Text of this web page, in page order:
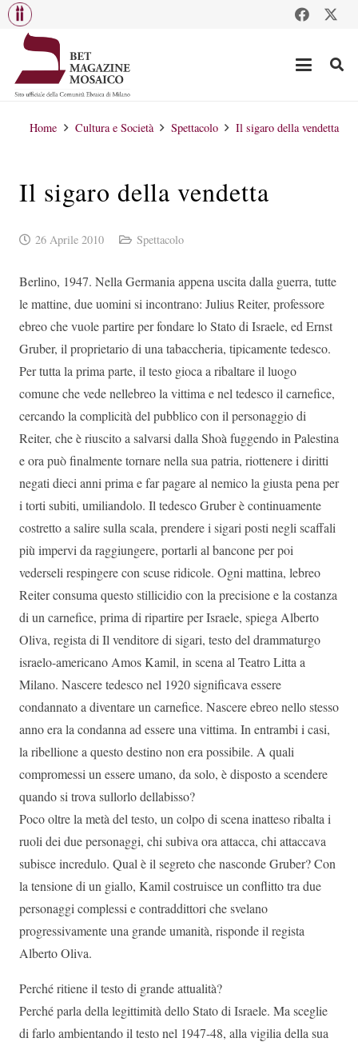
Home Cultura e Società Spettacolo Il sigaro della vendetta
Il sigaro della vendetta
26 Aprile 2010 Spettacolo
Berlino, 1947. Nella Germania appena uscita dalla guerra, tutte
le mattine, due uomini si incontrano: Julius Reiter, professore
ebreo che vuole partire per fondare lo Stato di Israele, ed Ernst
Gruber, il proprietario di una tabaccheria, tipicamente tedesco.
Per tutta la prima parte, il testo gioca a ribaltare il luogo
comune che vede nellebreo la vittima e nel tedesco il carnefice,
cercando la complicità del pubblico con il personaggio di
Reiter, che è riuscito a salvarsi dalla Shoà fuggendo in Palestina
e ora può finalmente tornare nella sua patria, riottenere i diritti
negati dieci anni prima e far pagare al nemico la giusta pena per
i torti subiti, umiliandolo. Il tedesco Gruber è continuamente
costretto a salire sulla scala, prendere i sigari posti negli scaffali
più impervi da raggiungere, portarli al bancone per poi
vederseli respingere con scuse ridicole. Ogni mattina, lebreo
Reiter consuma questo stillicidio con la precisione e la costanza
di un carnefice, prima di ripartire per Israele, spiega Alberto
Oliva, regista di Il venditore di sigari, testo del drammaturgo
israelo-americano Amos Kamil, in scena al Teatro Litta a
Milano. Nascere tedesco nel 1920 significava essere
condannato a diventare un carnefice. Nascere ebreo nello stesso
anno era la condanna ad essere una vittima. In entrambi i casi,
la ribellione a questo destino non era possibile. A quali
compromessi un essere umano, da solo, è disposto a scendere
quando si trova sullorlo dellabisso?
Poco oltre la metà del testo, un colpo di scena inatteso ribalta i
ruoli dei due personaggi, chi subiva ora attacca, chi attaccava
subisce incredulo. Qual è il segreto che nasconde Gruber? Con
la tensione di un giallo, Kamil costruisce un conflitto tra due
personaggi complessi e contraddittori che svelano
progressivamente una grande umanità, risponde il regista
Alberto Oliva.
Perché ritiene il testo di grande attualità?
Perché parla della legittimità dello Stato di Israele. Ma sceglie
di farlo ambientando il testo nel 1947-48, alla vigilia della sua